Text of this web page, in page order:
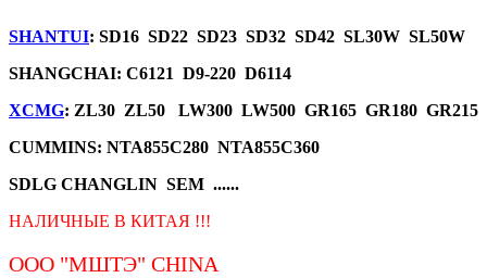
SHANTUI: SD16 SD22 SD23 SD32 SD42 SL30W SL50W
SHANGCHAI: C6121 D9-220 D6114
XCMG: ZL30 ZL50 LW300 LW500 GR165 GR180 GR215
CUMMINS: NTA855C280 NTA855C360
SDLG CHANGLIN SEM ......
НАЛИЧНЫЕ В КИТАЯ !!!
ООО "МШТЭ" CHINA